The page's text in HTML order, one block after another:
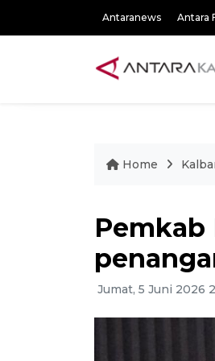
Antaranews Antara
Home
Pemkab
Jumat, 5 Juni 2026